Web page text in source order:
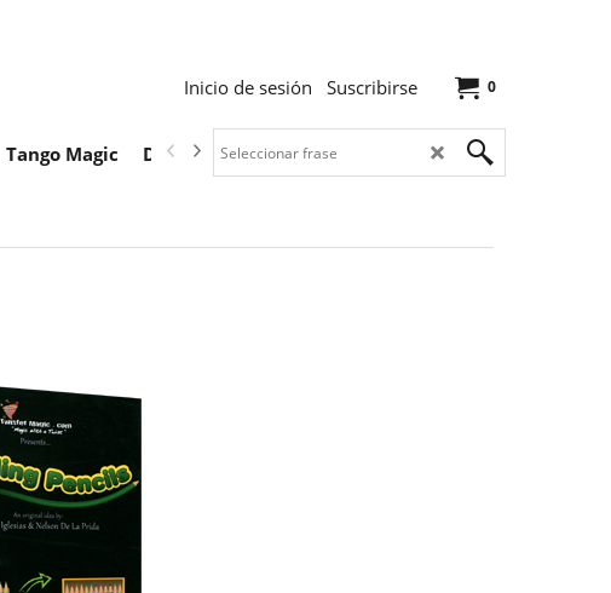
0
Inicio de sesión Suscribirse
Tango Magic Descargas